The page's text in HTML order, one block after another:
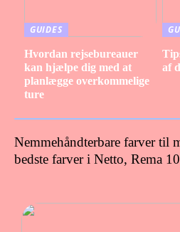
GUIDES
Hvordan rejsebureauer
kan hjælpe dig med at
planlægge overkommelige
ture
af
Nemmehåndterbare farver til
bedste farver i Netto, Rema